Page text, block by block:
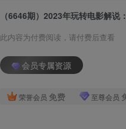
（6646期）2023年玩转电影解说
此内容为付费阅读，请付费后查看
会员专属资源
荣誉会员 免费 至尊会员